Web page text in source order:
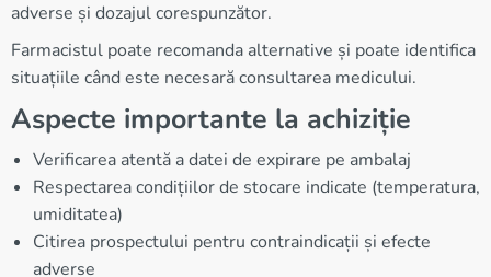
adverse și dozajul corespunzător.
Farmacistul poate recomanda alternative și poate identifica
situațiile când este necesară consultarea medicului.
Aspecte importante la achiziție
Verificarea atentă a datei de expirare pe ambalaj
Respectarea condițiilor de stocare indicate (temperatura,
umiditatea)
Citirea prospectului pentru contraindicații și efecte
adverse